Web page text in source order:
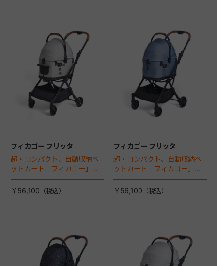
フィカゴー フリッタ
超・コンパクト、自動収納ペ
ットカート「フィカゴー」に
キャビン着脱タイプが新登
場！
￥56,100
フィカゴー フリッタ
超・コンパクト、自動収納ペ
ットカート「フィカゴー」に
キャビン着脱タイプが新登
場！
￥56,100